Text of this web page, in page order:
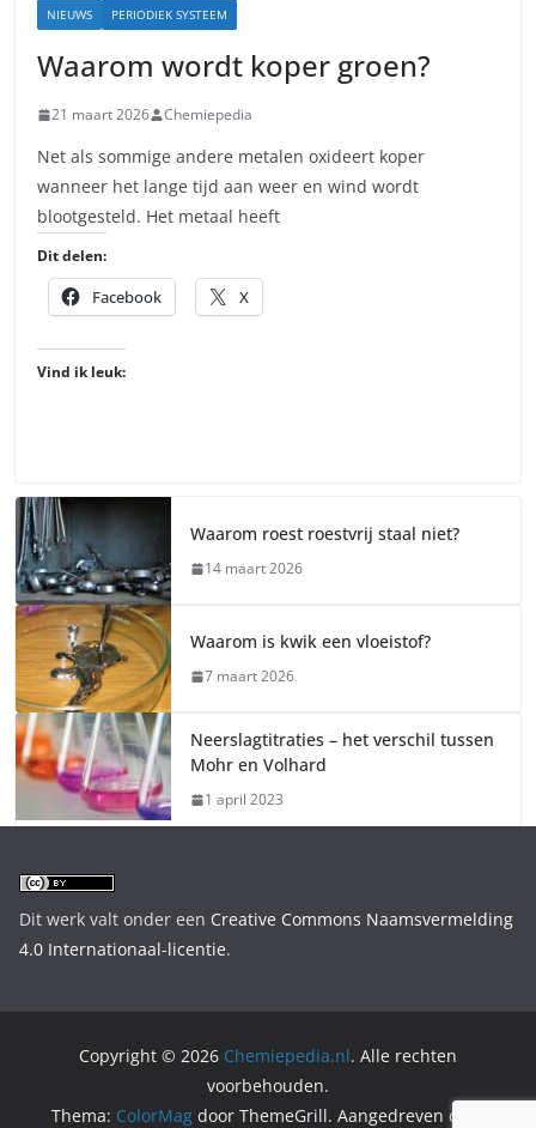
NIEUWS PERIODIEK SYSTEEM
Waarom wordt koper groen?
21 maart 2026 Chemiepedia
Net als sommige andere metalen oxideert koper
wanneer het lange tijd aan weer en wind wordt
blootgesteld. Het metaal heeft
Dit delen:
Facebook X
Vind ik leuk:
Waarom roest roestvrij staal niet?
14 maart 2026
Waarom is kwik een vloeistof?
7 maart 2026
Neerslagtitraties – het verschil tussen
Mohr en Volhard
1 april 2023
Dit werk valt onder een Creative Commons Naamsvermelding
4.0 Internationaal-licentie.
Copyright © 2026 Chemiepedia.nl. Alle rechten
voorbehouden.
Thema: ColorMagdoor ThemeGrill. Aangedreven door